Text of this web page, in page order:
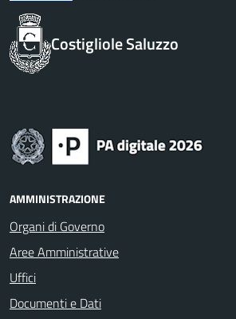
Costigliole Saluzzo
AMMINISTRAZIONE
Organi di Governo
Aree Amministrative
Uffici
Documenti e Dati